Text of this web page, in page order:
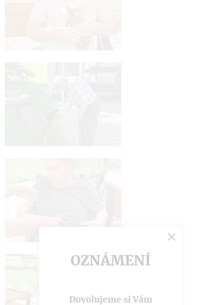
OZNÁMENÍ
Dovolujeme si Vám